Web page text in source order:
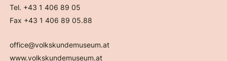
Tel. +43 1 406 89 05
Fax +43 1 406 89 05.88
office@volkskundemuseum.at
www.volkskundemuseum.at